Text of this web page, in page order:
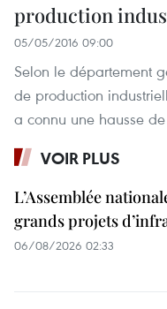
production
05/05/2016 09:00
Selon le département
de production
a connu une hausse
VOIR PLUS
L’Assemblée
grands projets
06/08/2026 02:33